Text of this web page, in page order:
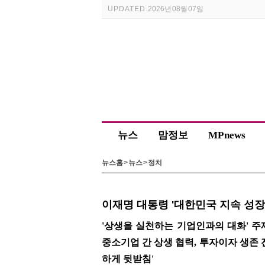
UPDATED.2026년 08월 07일
뉴스 맘정보 MP news
뉴스홈>뉴스>정치